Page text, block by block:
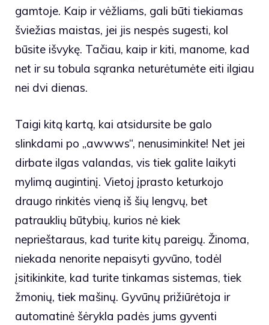
gamtoje. Kaip ir vėžliams, gali būti tiekiamas
šviežias maistas, jei jis nespės sugesti, kol
būsite išvykę. Tačiau, kaip ir kiti, manome, kad
net ir su tobula sąranka neturėtumėte eiti ilgiau
nei dvi dienas.
Taigi kitą kartą, kai atsidursite be galo
slinkdami po „awwws“, nenusiminkite! Net jei
dirbate ilgas valandas, vis tiek galite laikyti
mylimą augintinį. Vietoj įprasto keturkojo
draugo rinkitės vieną iš šių lengvų, bet
patrauklių būtybių, kurios nė kiek
neprieštaraus, kad turite kitų pareigų. Žinoma,
niekada nenorite nepaisyti gyvūno, todėl
įsitikinkite, kad turite tinkamas sistemas, tiek
žmonių, tiek mašinų. Gyvūnų prižiūrėtoja ir
automatinė šėrykla padės jums gyventi